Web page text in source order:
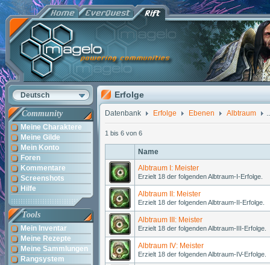
Deutsch
Community
Meine Charaktere
Meine Gilde
Mein Konto
Foren
Kommentare
Screenshots
Hilfe
Tools
Mein Inventar
Meine Rezepte
Meine Sammlungen
Rangsystem
Erfolge
Datenbank Erfolge Ebenen Albtraum
1 bis 6 von 6
Name
Albtraum I: Meister
Erzielt 18 der folgenden Albtraum-I-Erfolge.
Albtraum II: Meister
Erzielt 18 der folgenden Albtraum-II-Erfolge.
Albtraum III: Meister
Erzielt 18 der folgenden Albtraum-III-Erfolge.
Albtraum IV: Meister
Erzielt 18 der folgenden Albtraum-IV-Erfolge.